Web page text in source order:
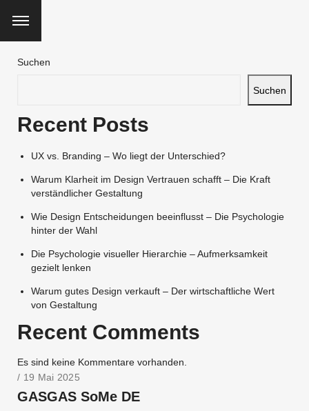
Suchen
Suchen
Recent Posts
UX vs. Branding – Wo liegt der Unterschied?
Warum Klarheit im Design Vertrauen schafft – Die Kraft
verständlicher Gestaltung
Wie Design Entscheidungen beeinflusst – Die Psychologie
hinter der Wahl
Die Psychologie visueller Hierarchie – Aufmerksamkeit
gezielt lenken
Warum gutes Design verkauft – Der wirtschaftliche Wert
von Gestaltung
Recent Comments
Es sind keine Kommentare vorhanden.
/ 19 Mai 2025
GASGAS SoMe DE